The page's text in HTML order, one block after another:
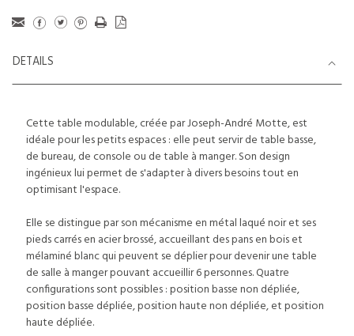
DETAILS
Cette table modulable, créée par Joseph-André Motte, est
idéale pour les petits espaces : elle peut servir de table basse,
de bureau, de console ou de table à manger. Son design
ingénieux lui permet de s'adapter à divers besoins tout en
optimisant l'espace.
Elle se distingue par son mécanisme en métal laqué noir et ses
pieds carrés en acier brossé, accueillant des pans en bois et
mélaminé blanc qui peuvent se déplier pour devenir une table
de salle à manger pouvant accueillir 6 personnes. Quatre
configurations sont possibles : position basse non dépliée,
position basse dépliée, position haute non dépliée, et position
haute dépliée.